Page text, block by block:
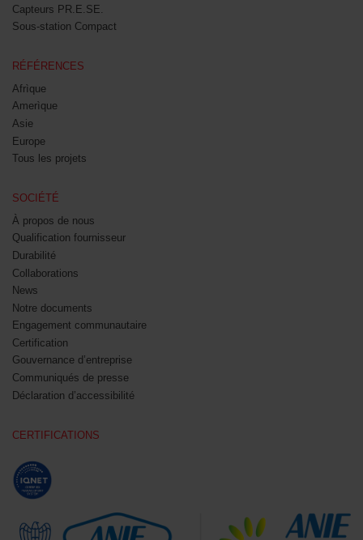
Capteurs PR.E.SE.
Sous-station Compact
RÉFÉRENCES
Afrìque
Amerìque
Asie
Europe
Tous les projets
SOCIÉTÉ
À propos de nous
Qualification fournisseur
Durabilité
Collaborations
News
Notre documents
Engagement communautaire
Certification
Gouvernance d’entreprise
Communiqués de presse
Déclaration d’accessibilité
CERTIFICATIONS